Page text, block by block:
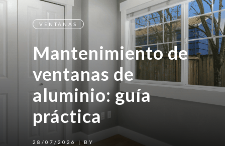
VENTANAS
Mantenimiento de
ventanas de
aluminio: guía
práctica
28/07/2026 | BY